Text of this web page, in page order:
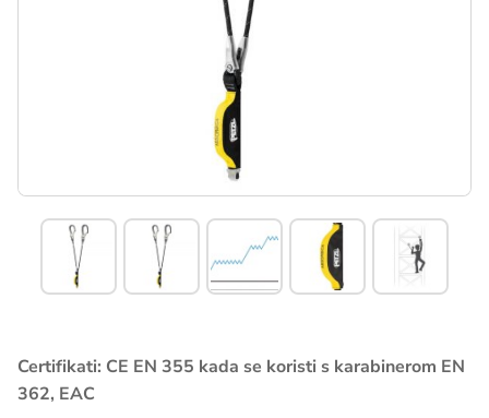
Certifikati: CE EN 355 kada se koristi s karabinerom EN
362, EAC